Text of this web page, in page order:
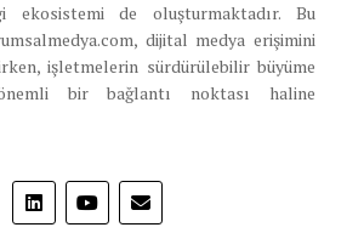
de oluşturmaktadır. Bu
dijital medya erişimini
işletmelerin sürdürülebilir büyüme
bir bağlantı noktası haline